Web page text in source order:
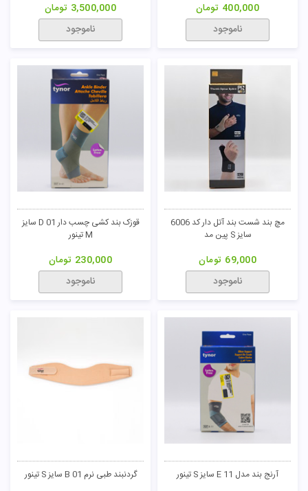
400,000 تومان
ناموجود
3,500,000 تومان
ناموجود
مچ بند شست بند آتل دار کد 6006
سایز S پین مد
69,000 تومان
ناموجود
قوزک بند کشی چسب دار D 01 سایز
M تینور
230,000 تومان
ناموجود
آرنج بند مدل E 11 سایز S تینور گردنبند طبی نرم B 01 سایز S تینور